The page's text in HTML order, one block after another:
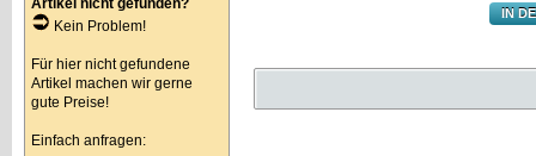
Artikel nicht gefunden?
Kein Problem!
Für hier nicht gefundene
Artikel machen wir gerne
gute Preise!
Einfach anfragen:
IN